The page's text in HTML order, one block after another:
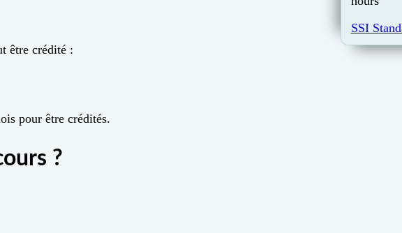
être crédité :
pour être crédités.
?
SSI